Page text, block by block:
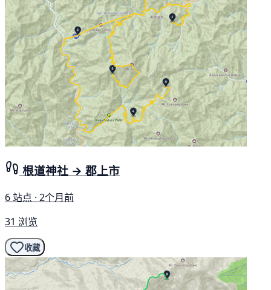
根道神社 → 郡上市
6 站点 · 2个月前
31 浏览
收藏